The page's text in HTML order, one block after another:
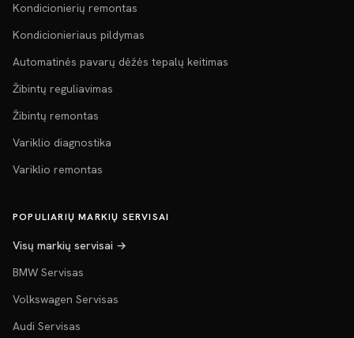
Kondicionierių remontas
Kondicionieriaus pildymas
Automatinės pavarų dėžės tepalų keitimas
Žibintų reguliavimas
Žibintų remontas
Variklio diagnostika
Variklio remontas
POPULIARIŲ MARKIŲ SERVISAI
Visų markių servisai →
BMW Servisas
Volkswagen Servisas
Audi Servisas